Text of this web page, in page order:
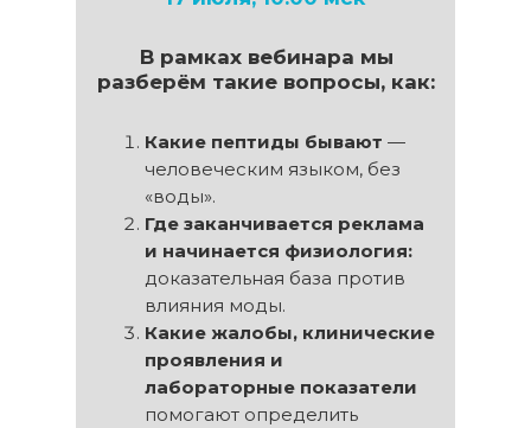
В рамках вебинара мы
разберём такие вопросы, как:
Какие пептиды бывают —
человеческим языком, без
«воды».
Где заканчивается реклама
и начинается физиология:
доказательная база против
влияния моды.
Какие жалобы, клинические
проявления и
лабораторные показатели
помогают определить